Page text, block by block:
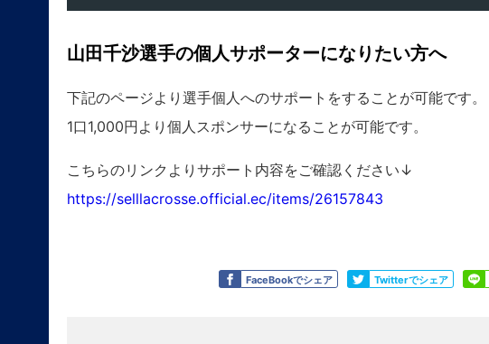
山田千沙選手の個人サポーターになりたい方へ
下記のページより選手個人へのサポートをすることが可能です。
1口1,000円より個人スポンサーになることが可能です。
こちらのリンクよりサポート内容をご確認ください↓
https://selllacrosse.official.ec/items/26157843
FaceBookでシェア
Like Twitterでシェア
Tweet